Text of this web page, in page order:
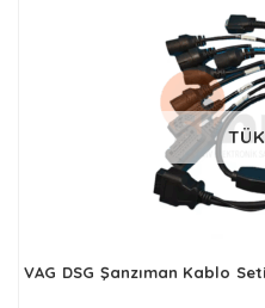
VAG DSG Şanzıman Kablo Seti